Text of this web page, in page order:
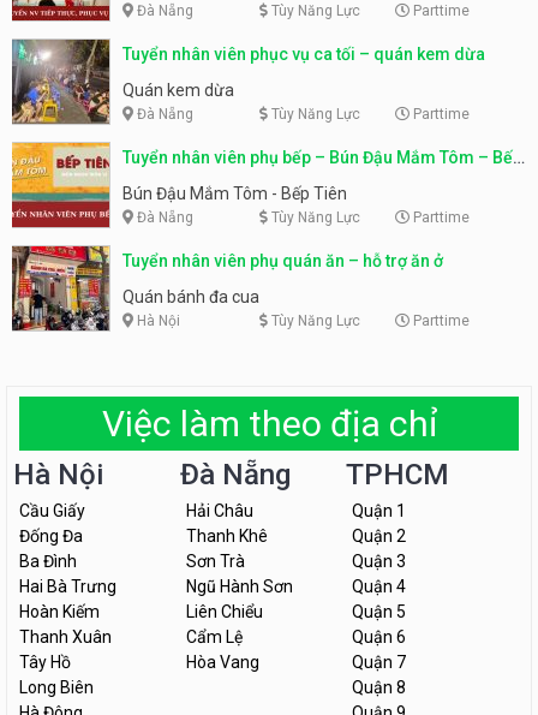
Đà Nẵng Tùy Năng Lực Parttime
Tuyển nhân viên phục vụ ca tối – quán kem dừa
Quán kem dừa
Đà Nẵng Tùy Năng Lực Parttime
Tuyển nhân viên phụ bếp – Bún Đậu Mắm Tôm – Bếp
Tiên
Bún Đậu Mắm Tôm - Bếp Tiên
Đà Nẵng Tùy Năng Lực Parttime
Tuyển nhân viên phụ quán ăn – hỗ trợ ăn ở
Quán bánh đa cua
Hà Nội Tùy Năng Lực Parttime
Việc làm theo địa chỉ
Hà Nội
Cầu Giấy
Đống Đa
Ba Đình
Hai Bà Trưng
Hoàn Kiếm
Thanh Xuân
Tây Hồ
Long Biên
Đà Nẵng
Hải Châu
Thanh Khê
Sơn Trà
Ngũ Hành Sơn
Liên Chiểu
Cẩm Lệ
Hòa Vang
TPHCM
Quận 1
Quận 2
Quận 3
Quận 4
Quận 5
Quận 6
Quận 7
Quận 8